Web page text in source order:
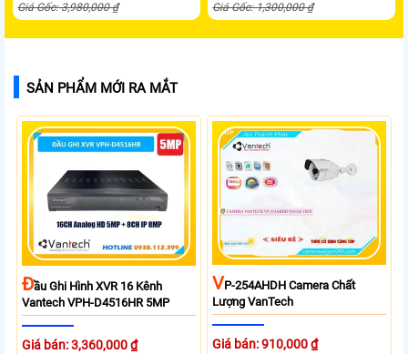
Giá Gốc: 3,980,000 ₫ Giá Gốc: 1,300,000 ₫
SẢN PHẨM MỚI RA MẮT
ĐẦu Ghi Hình XVR 16 Kênh
Vantech VPH-D4516HR 5MP
Giá bán: 3,360,000 ₫
VP-254AHDH Camera Chất
Lượng VanTech
Giá bán: 910,000 ₫